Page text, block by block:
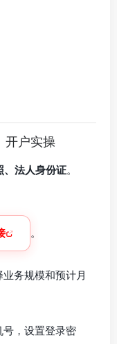
开户实操
、法人身份证。
。
务规模和预计月
，设置登录密